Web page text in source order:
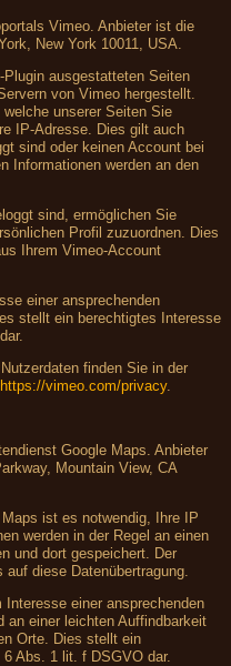
Vimeo. Anbieter ist die
New York 10011, USA.
ausgestatteten Seiten
von Vimeo hergestellt.
unserer Seiten Sie
IP-Adresse. Dies gilt auch
sind oder keinen Account bei
Informationen werden an den
sind, ermöglichen Sie
Profil zuzuordnen. Dies
Ihrem Vimeo-Account
einer ansprechenden
stellt ein berechtigtes Interesse
finden Sie in der
https://vimeo.com/privacy.
Google Maps. Anbieter
Mountain View, CA
ist es notwendig, Ihre IP
werden in der Regel an einen
und dort gespeichert. Der
diese Datenübertragung.
einer ansprechenden
an einer leichten Auffindbarkeit
Orte. Dies stellt ein
Abs. 1 lit. f DSGVO dar.